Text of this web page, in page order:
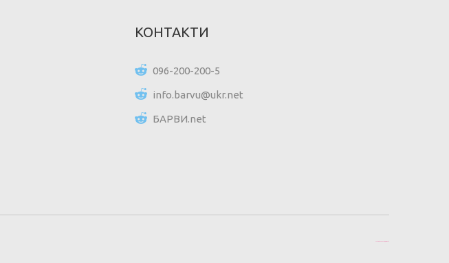
КОНТАКТИ
096-200-200-5
info.barvu@ukr.net
БАРВИ.net